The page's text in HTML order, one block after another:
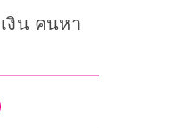
งิน คนหา